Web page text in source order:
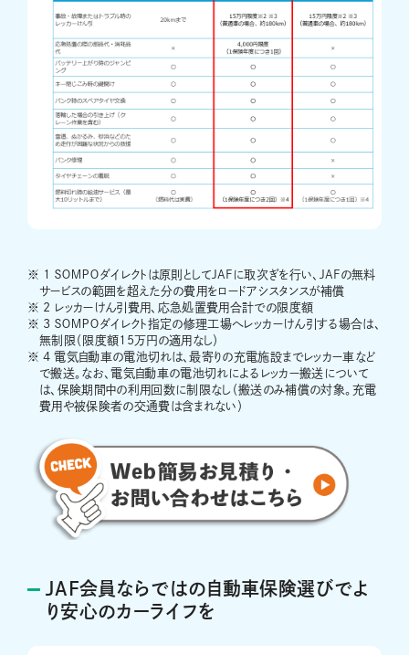
※ 1
ＳＯＭＰＯダイレクトは原則としてJAFに取次ぎを行い、JAFの無料
サービスの範囲を超えた分の費用をロードアシスタンスが補償
※ 2 レッカーけん引費用、応急処置費用合計での限度額
※ 3 ＳＯＭＰＯダイレクト指定の修理工場へレッカーけん引する場合は、
無制限（限度額15万円の適用なし）
※ 4 電気自動車の電池切れは、最寄りの充電施設までレッカー車など
で搬送。なお、電気自動車の電池切れによるレッカー搬送について
は、保険期間中の利用回数に制限なし（搬送のみ補償の対象。充電
費用や被保険者の交通費は含まれない）
JAF会員ならではの自動車保険選びでよ
り安心のカーライフを